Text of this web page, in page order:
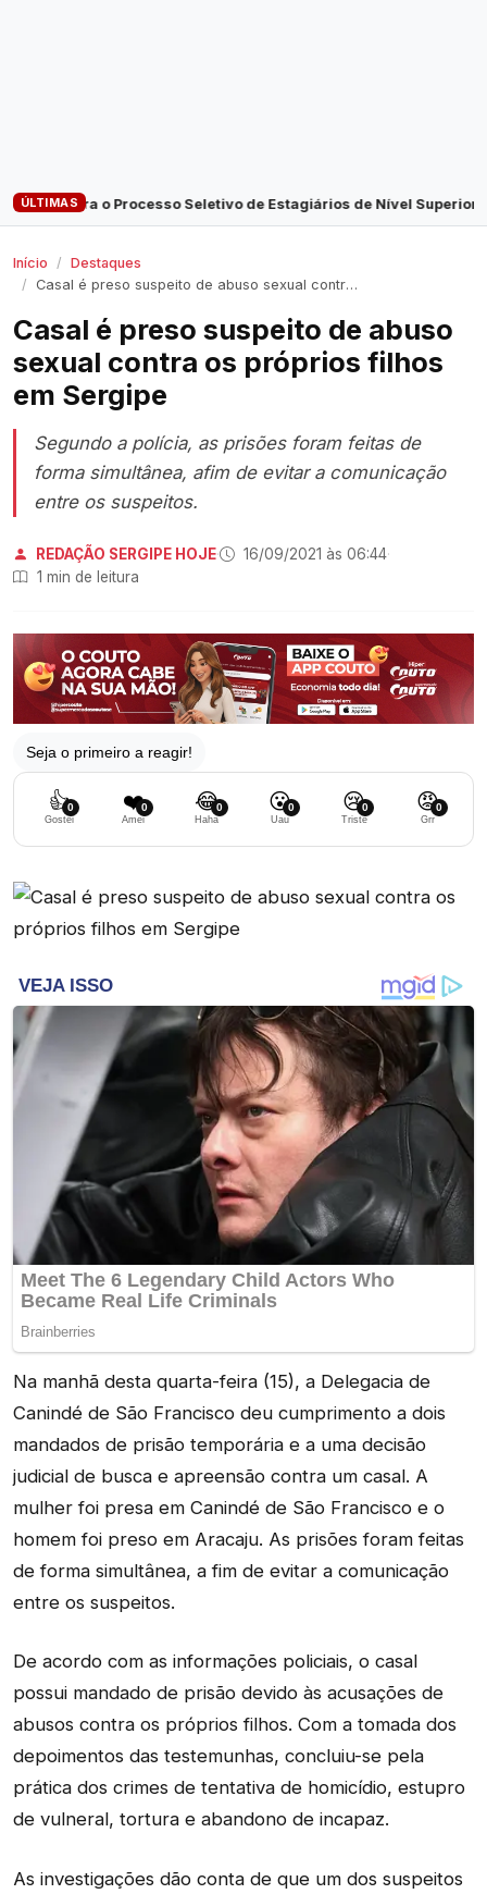
ÚLTIMASde Estagiários de Nível Superior do MPSE terminam nesta
Início
Destaques
Casal é preso suspeito de abuso sexual contra os próprios filhos em Sergipe
Casal é preso suspeito de abuso
sexual contra os próprios filhos
em Sergipe
Segundo a polícia, as prisões foram feitas de
forma simultânea, afim de evitar a comunicação
entre os suspeitos.
REDAÇÃO SERGIPE HOJE· 16/09/2021 às 06:44·
1 min de leitura
Seja o primeiro a reagir!
👍0
Gostei
❤️0
Amei
😂0
Haha
😮0
Uau
😢0
Triste
😡0
Grr
Na manhã desta quarta-feira (15), a Delegacia de
Canindé de São Francisco deu cumprimento a dois
mandados de prisão temporária e a uma decisão
judicial de busca e apreensão contra um casal. A
mulher foi presa em Canindé de São Francisco e o
homem foi preso em Aracaju. As prisões foram feitas
de forma simultânea, a fim de evitar a comunicação
entre os suspeitos.
De acordo com as informações policiais, o casal
possui mandado de prisão devido às acusações de
abusos contra os próprios filhos. Com a tomada dos
depoimentos das testemunhas, concluiu-se pela
prática dos crimes de tentativa de homicídio, estupro
de vulneral, tortura e abandono de incapaz.
As investigações dão conta de que um dos suspeitos